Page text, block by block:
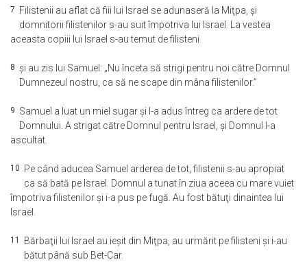
7 Filistenii au aflat că fiii lui Israel se adunaseră la Miţpa, şi
domnitorii filistenilor s-au suit împotriva lui Israel. La vestea
aceasta copiii lui Israel s-au temut de filisteni
8 şi au zis lui Samuel: „Nu înceta să strigi pentru noi către Domnul
Dumnezeul nostru, ca să ne scape din mâna filistenilor.”
9 Samuel a luat un miel sugar şi l-a adus întreg ca ardere de tot
Domnului. A strigat către Domnul pentru Israel, şi Domnul l-a
ascultat.
10 Pe când aducea Samuel arderea de tot, filistenii s-au apropiat
ca să bată pe Israel. Domnul a tunat în ziua aceea cu mare vuiet
împotriva filistenilor şi i-a pus pe fugă. Au fost bătuţi dinaintea lui
Israel.
11 Bărbaţii lui Israel au ieşit din Miţpa, au urmărit pe filisteni şi i-au
bătut până sub Bet-Car.